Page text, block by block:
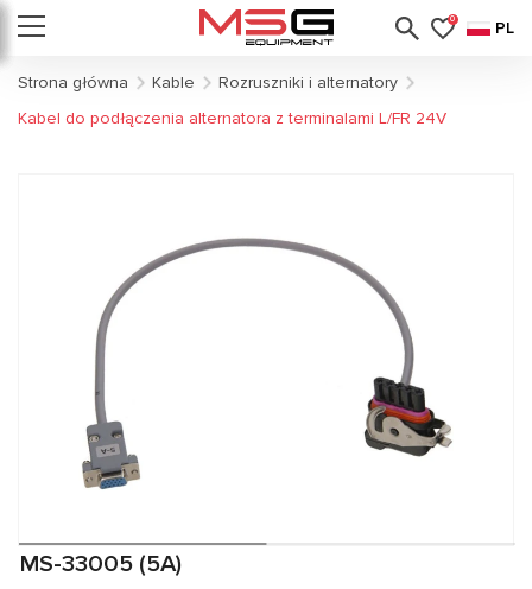
0 PL
Strona główna Kable
Rozruszniki i alternatory
Kabel do podłączenia alternatora z terminalami L/FR 24V
MS-33005 (5A)